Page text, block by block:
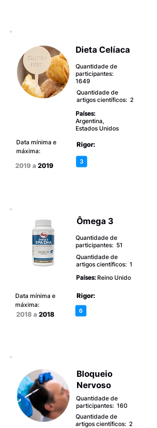
Dieta Celíaca
Quantidade de
participantes:
1649
Quantidade de
artigos científicos: 2
Países:
Argentina,
Estados Unidos
Data mínima e
máxima:
2019 a 2019
Rigor:
Ômega 3
Quantidade de
participantes: 51
Quantidade de
artigos científicos: 1
Países: Reino Unido
Data mínima e
máxima:
2018 a 2018
Rigor:
Bloqueio
Nervoso
Quantidade de
participantes: 160
Quantidade de
artigos científicos: 2